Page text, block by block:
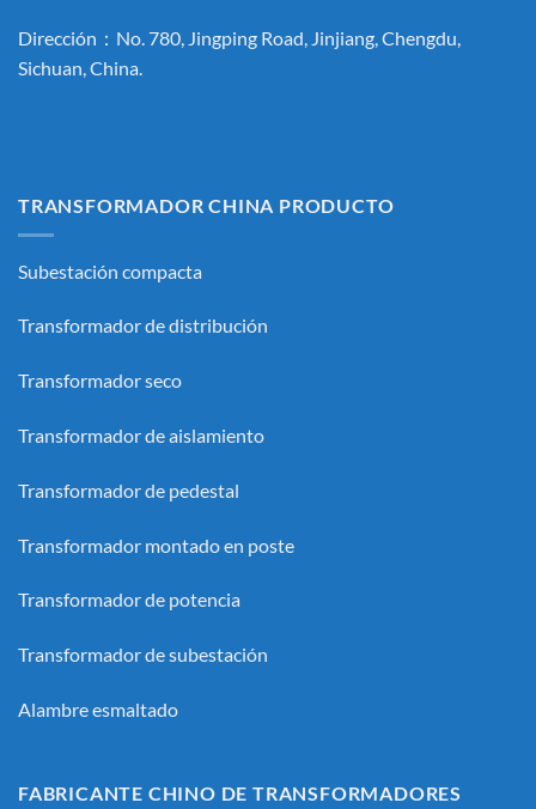
Dirección：No. 780, Jingping Road, Jinjiang, Chengdu,
Sichuan, China.
TRANSFORMADOR CHINA PRODUCTO
Subestación compacta
Transformador de distribución
Transformador seco
Transformador de aislamiento
Transformador de pedestal
Transformador montado en poste
Transformador de potencia
Transformador de subestación
Alambre esmaltado
FABRICANTE CHINO DE TRANSFORMADORES